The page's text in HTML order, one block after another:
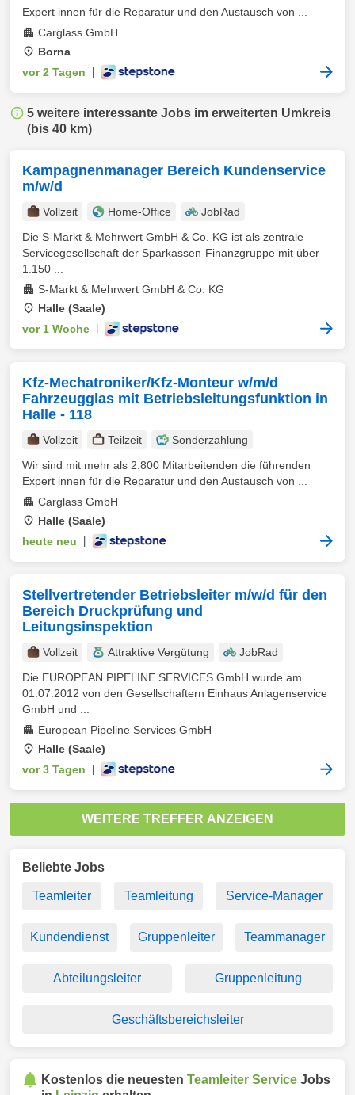
Expert innen für die Reparatur und den Austausch von ...
Carglass GmbH
Borna
vor 2 Tagen
5 weitere interessante Jobs im erweiterten Umkreis
(bis 40 km)
Kampagnenmanager Bereich Kundenservice
m/w/d
Vollzeit Home-Office
JobRad
Die S-Markt & Mehrwert GmbH & Co. KG ist als zentrale
Servicegesellschaft der Sparkassen-Finanzgruppe mit über
1.150 ...
S-Markt & Mehrwert GmbH & Co. KG
Halle (Saale)
vor 1 Woche
Kfz-Mechatroniker/Kfz-Monteur w/m/d
Fahrzeugglas mit Betriebsleitungsfunktion in
Halle - 118
Vollzeit Teilzeit
Sonderzahlung
Wir sind mit mehr als 2.800 Mitarbeitenden die führenden
Expert innen für die Reparatur und den Austausch von ...
Carglass GmbH
Halle (Saale)
heute neu
Stellvertretender Betriebsleiter m/w/d für den
Bereich Druckprüfung und
Leitungsinspektion
Vollzeit Attraktive Vergütung
JobRad
Die EUROPEAN PIPELINE SERVICES GmbH wurde am
01.07.2012 von den Gesellschaftern Einhaus Anlagenservice
GmbH und ...
European Pipeline Services GmbH
Halle (Saale)
vor 3 Tagen
WEITERE TREFFER ANZEIGEN
Beliebte Jobs
Teamleiter Teamleitung Service-Manager
Kundendienst Gruppenleiter Teammanager
Abteilungsleiter Gruppenleitung
Geschäftsbereichsleiter
Kostenlos die neuesten Teamleiter Service Jobs